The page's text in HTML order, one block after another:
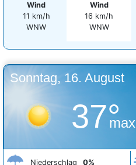
Wind
11 km/h
WNW
Wind
16 km/h
WNW
Sonntag, 16. August
37°
max
Niederschlag 0%